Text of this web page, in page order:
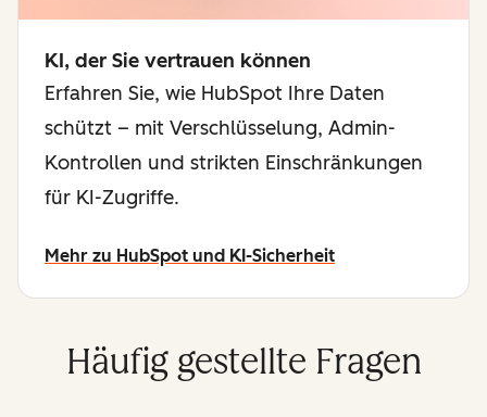
KI, der Sie vertrauen können
Erfahren Sie, wie HubSpot Ihre Daten
schützt – mit Verschlüsselung, Admin-
Kontrollen und strikten Einschränkungen
für KI-Zugriffe.
Mehr zu HubSpot und KI-Sicherheit
Häufig gestellte Fragen